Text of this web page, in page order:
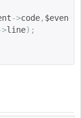
->code, $even
line);